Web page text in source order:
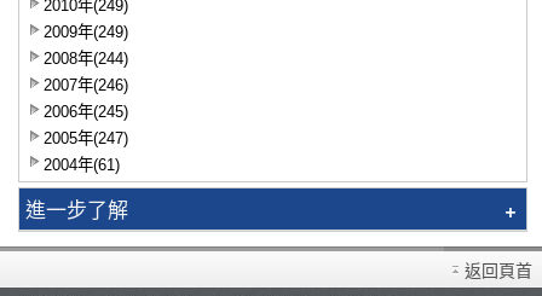
2010年(249)
2009年(249)
2008年(244)
2007年(246)
2006年(245)
2005年(247)
2004年(61)
進一步了解
智識揀股
市況評論
返回頁首